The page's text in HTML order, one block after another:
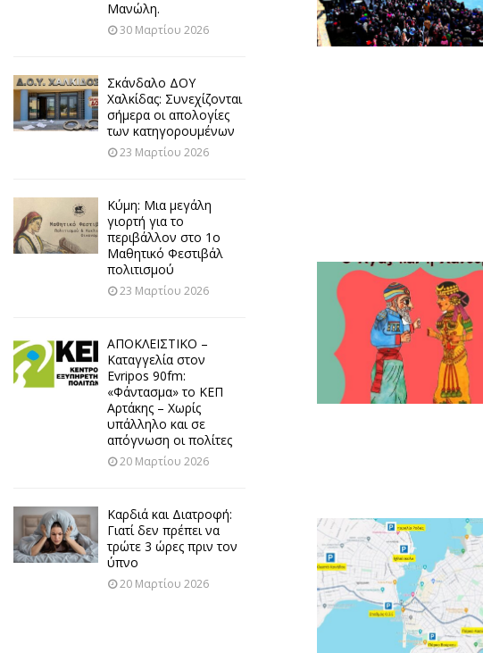
Μανώλη.
30 Μαρτίου 2026
Σκάνδαλο ΔΟΥ
Χαλκίδας: Συνεχίζονται
σήμερα οι απολογίες
των κατηγορουμένων
23 Μαρτίου 2026
Κύμη: Μια μεγάλη
γιορτή για το
περιβάλλον στο 1ο
Μαθητικό Φεστιβάλ
πολιτισμού
23 Μαρτίου 2026
ΑΠΟΚΛΕΙΣΤΙΚΟ –
Καταγγελία στον
Evripos 90fm:
«Φάντασμα» το ΚΕΠ
Αρτάκης – Χωρίς
υπάλληλο και σε
απόγνωση οι πολίτες
20 Μαρτίου 2026
Καρδιά και Διατροφή:
Γιατί δεν πρέπει να
τρώτε 3 ώρες πριν τον
ύπνο
20 Μαρτίου 2026